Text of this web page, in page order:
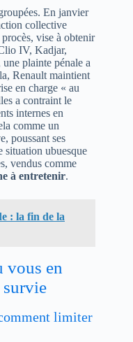
En janvier
collective
vise à obtenir
IV, Kadjar,
plainte pénale a
Renault maintient
en charge « au
a contraint le
internes en
comme un
poussant ses
situation ubuesque
vendus comme
à entretenir.
: la fin de la
vous en
limiter